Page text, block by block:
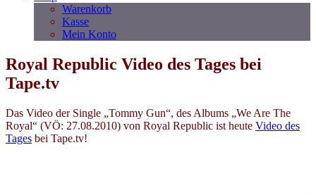
Warenkorb
Kasse
Mein Konto
Royal Republic Video des Tages bei
Tape.tv
Das Video der Single „Tommy Gun“, des Albums „We Are The
Royal“ (VÖ: 27.08.2010) von Royal Republic ist heute Video des
Tages bei Tape.tv!